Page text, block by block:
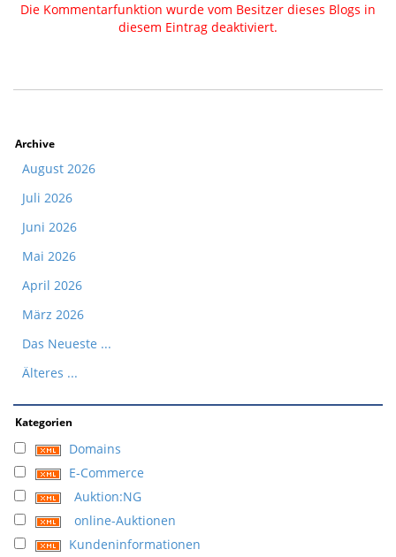
Die Kommentarfunktion wurde vom Besitzer dieses Blogs in
diesem Eintrag deaktiviert.
Archive
August 2026
Juli 2026
Juni 2026
Mai 2026
April 2026
März 2026
Das Neueste ...
Älteres ...
Kategorien
Domains
E-Commerce
Auktion:NG
online-Auktionen
Kundeninformationen